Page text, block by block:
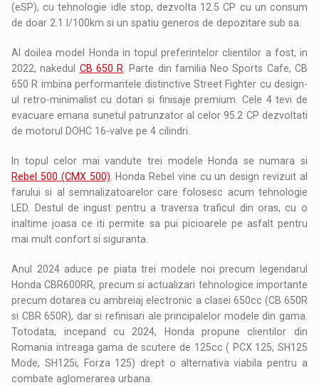
(eSP), cu tehnologie idle stop, dezvolta 12.5 CP cu un consum
de doar 2.1 l/100km si un spatiu generos de depozitare sub sa.
Al doilea model Honda in topul preferintelor clientilor a fost, in
2022, nakedul CB 650 R . Parte din familia Neo Sports Cafe, CB
650 R imbina performantele distinctive Street Fighter cu design-
ul retro-minimalist cu dotari si finisaje premium. Cele 4 tevi de
evacuare emana sunetul patrunzator al celor 95.2 CP dezvoltati
de motorul DOHC 16-valve pe 4 cilindri.
In topul celor mai vandute trei modele Honda se numara si
Rebel 500 (CMX 500) . Honda Rebel vine cu un design revizuit al
farului si al semnalizatoarelor care folosesc acum tehnologie
LED. Destul de ingust pentru a traversa traficul din oras, cu o
inaltime joasa ce iti permite sa pui picioarele pe asfalt pentru
mai mult confort si siguranta.
Anul 2024 aduce pe piata trei modele noi precum legendarul
Honda CBR600RR, precum si actualizari tehnologice importante
precum dotarea cu ambreiaj electronic a clasei 650cc (CB 650R
si CBR 650R), dar si refinisari ale principalelor modele din gama.
Totodata, incepand cu 2024, Honda propune clientilor din
Romania intreaga gama de scutere de 125cc ( PCX 125, SH125
Mode, SH125i, Forza 125) drept o alternativa viabila pentru a
combate aglomerarea urbana.